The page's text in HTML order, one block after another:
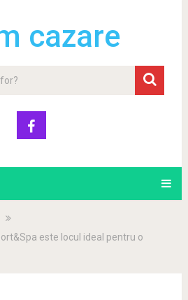
cazare
este locul ideal pentru o